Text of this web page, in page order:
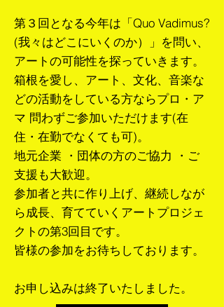
第３回となる今年は「Quo Vadimus?
(我々はどこにいくのか）」を問い、
アートの可能性を探っていきます。
箱根を愛し、アート、文化、音楽な
どの活動をしている方ならプロ・ア
マ 問わずご参加いただけます(在
住・在勤でなくても可)。
地元企業 ・団体の方のご協力 ・ご
支援も大歓迎。
参加者と共に作り上げ、継続しなが
ら成長、育てていくアートプロジェ
クトの第3回目です。
皆様の参加をお待ちしております。
お申し込みは終了いたしました。